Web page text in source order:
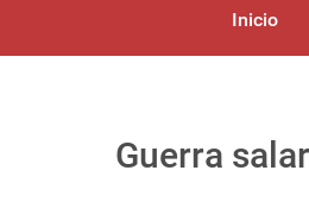
Inicio
Guerra